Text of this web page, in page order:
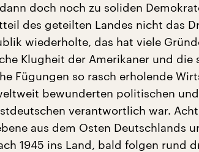
doch noch zu soliden
des geteilten Landes nicht das
wiederholte, das hat viele
Klugheit der Amerikaner und die
Fügungen so rasch erholende
bewunderten politischen
verantwortlich war.
aus dem Osten Deutschlands
1945 ins Land, bald folgen rund